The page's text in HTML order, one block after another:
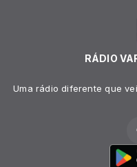
RÁDIO
Uma rádio diferente que